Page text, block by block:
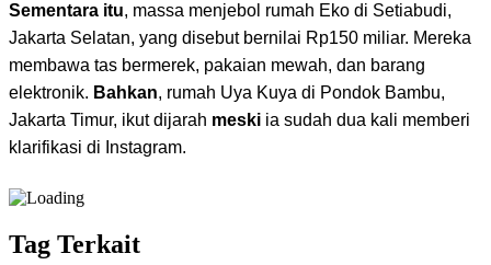
Sementara itu, massa menjebol rumah Eko di Setiabudi,
Jakarta Selatan, yang disebut bernilai Rp150 miliar. Mereka
membawa tas bermerek, pakaian mewah, dan barang
elektronik. Bahkan, rumah Uya Kuya di Pondok Bambu,
Jakarta Timur, ikut dijarah meski ia sudah dua kali memberi
klarifikasi di Instagram.
Tag Terkait